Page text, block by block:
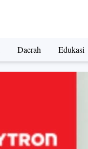
Daerah Edukasi